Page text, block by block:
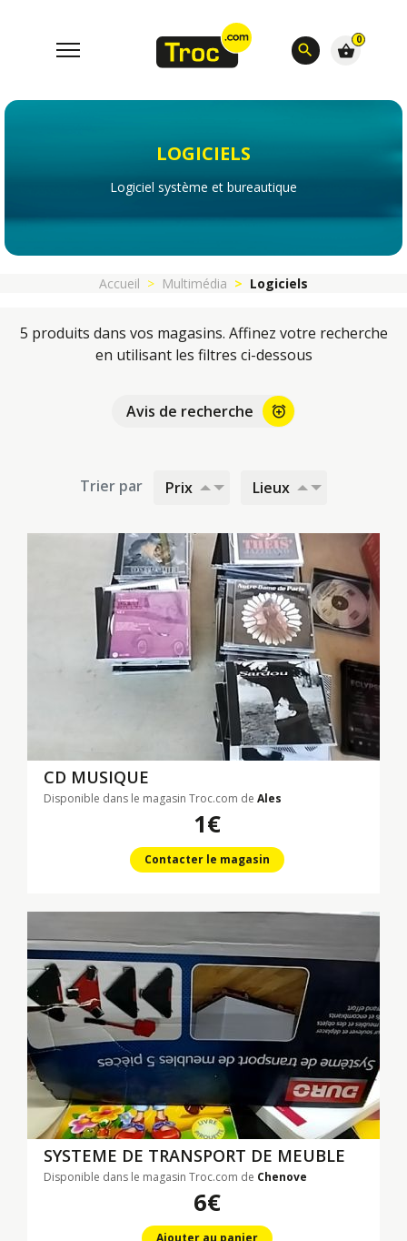
search
0
shopping_basket
LOGICIELS
Logiciel système et bureautique
Accueil Multimédia Logiciels
5 produits dans vos magasins. Affinez votre recherche
en utilisant les filtres ci-dessous
Avis de recherche alarm_add
Trier par Prix Lieux
CD MUSIQUE
Disponible dans le magasin Troc.com de Ales
1€
Contacter le magasin
SYSTEME DE TRANSPORT DE MEUBLE
Disponible dans le magasin Troc.com de Chenove
6€
Ajouter au panier